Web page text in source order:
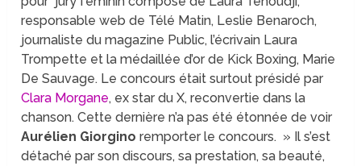
responsable web de Télé Matin, Leslie Benaroch,
journaliste du magazine Public, l’écrivain Laura
Trompette et la médaillée d’or de Kick Boxing, Marie
De Sauvage. Le concours était surtout présidé par
Clara Morgane, ex star du X, reconvertie dans la
chanson. Cette dernière n’a pas été étonnée de voir
Aurélien Giorgino remporter le concours. » Il s’est
détaché par son discours, sa prestation, sa beauté,